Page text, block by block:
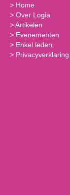
> Home
> Over Logia
>Artikelen
> Evenementen
> Enkel leden
> Privacyverklaring